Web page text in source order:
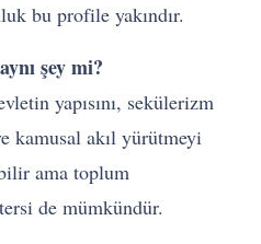
bu profile yakındır.
şey mi?
yapısını, sekülerizm
kamusal akıl yürütmeyi
ama toplum
de mümkündür.